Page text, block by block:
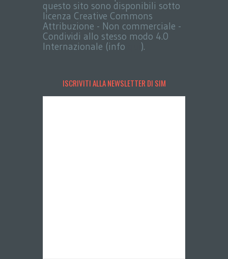
questo sito sono disponibili sotto
licenza Creative Commons
Attribuzione - Non commerciale -
Condividi allo stesso modo 4.0
Internazionale (info
).
ISCRIVITI ALLA NEWSLETTER DI SIM